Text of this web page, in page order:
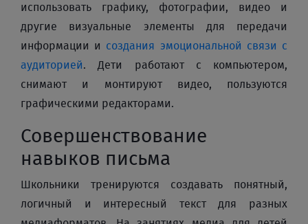
использовать графику, фотографии, видео и
другие визуальные элементы для передачи
информации и создания эмоциональной связи с
аудиторией. Дети работают с компьютером,
снимают и монтируют видео, пользуются
графическими редакторами.
Совершенствование
навыков письма
Школьники тренируются создавать понятный,
логичный и интересный текст для разных